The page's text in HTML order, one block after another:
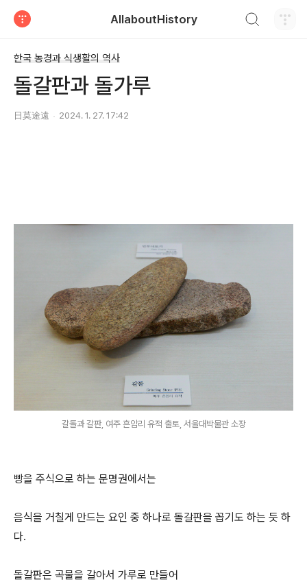
AllaboutHistory
한국 농경과 식생활의 역사
돌갈판과 돌가루
日莫途遠 2024. 1. 27. 17:42
갈돌과 갈판, 여주 흔암리 유적 출토, 서울대박물관 소장
빵을 주식으로 하는 문명권에서는
음식을 거칠게 만드는 요인 중 하나로 돌갈판을 꼽기도 하는 듯 하
다.
돌갈판은 곡물을 갈아서 가루로 만들어